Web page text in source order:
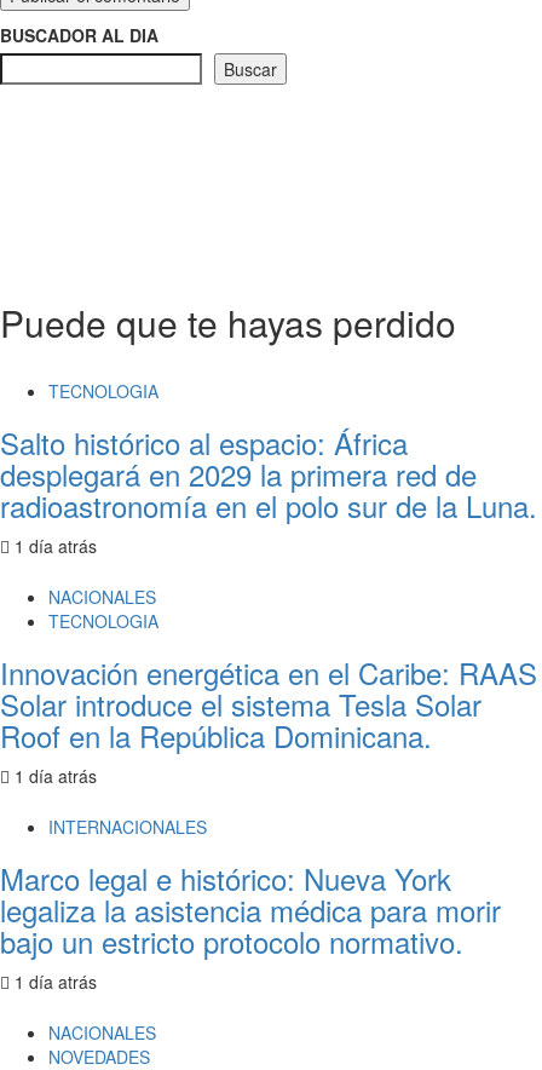
BUSCADOR AL DIA
Buscar
Puede que te hayas perdido
TECNOLOGIA
Salto histórico al espacio: África
desplegará en 2029 la primera red de
radioastronomía en el polo sur de la Luna.
1 día atrás
NACIONALES
TECNOLOGIA
Innovación energética en el Caribe: RAAS
Solar introduce el sistema Tesla Solar
Roof en la República Dominicana.
1 día atrás
INTERNACIONALES
Marco legal e histórico: Nueva York
legaliza la asistencia médica para morir
bajo un estricto protocolo normativo.
1 día atrás
NACIONALES
NOVEDADES